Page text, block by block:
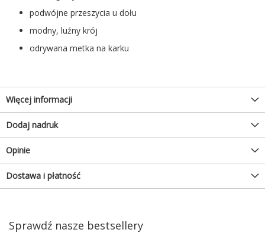
podwójne przeszycia u dołu
modny, luźny krój
odrywana metka na karku
Więcej informacji
Dodaj nadruk
Opinie
Dostawa i płatność
Sprawdź nasze bestsellery